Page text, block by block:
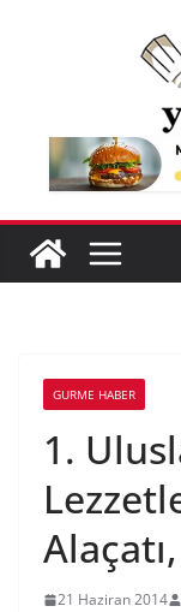
GURME HABER
1.
21 Haziran 2014